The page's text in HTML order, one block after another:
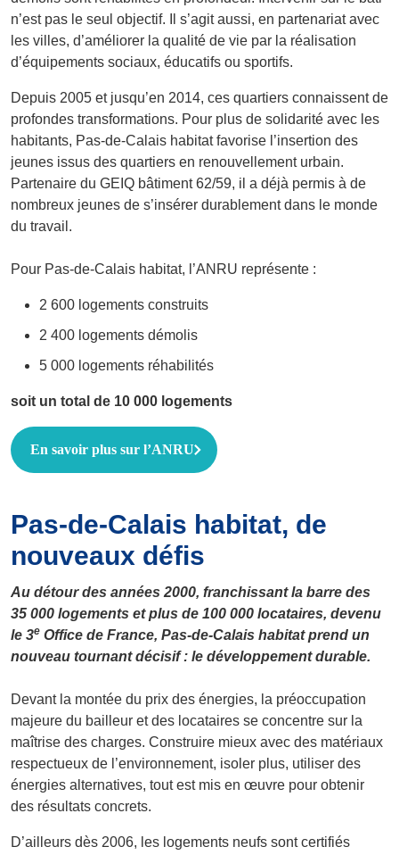
n’est pas le seul objectif. Il s’agit aussi, en partenariat avec
les villes, d’améliorer la qualité de vie par la réalisation
d’équipements sociaux, éducatifs ou sportifs.
Depuis 2005 et jusqu’en 2014, ces quartiers connaissent de
profondes transformations. Pour plus de solidarité avec les
habitants, Pas-de-Calais habitat favorise l’insertion des
jeunes issus des quartiers en renouvellement urbain.
Partenaire du GEIQ bâtiment 62/59, il a déjà permis à de
nombreux jeunes de s’insérer durablement dans le monde
du travail.
Pour Pas-de-Calais habitat, l’ANRU représente :
2 600 logements construits
2 400 logements démolis
5 000 logements réhabilités
soit un total de 10 000 logements
En savoir plus sur l’ANRU
Pas-de-Calais habitat, de
nouveaux défis
Au détour des années 2000, franchissant la barre des
35 000 logements et plus de 100 000 locataires, devenu
le 3e Office de France, Pas-de-Calais habitat prend un
nouveau tournant décisif : le développement durable.
Devant la montée du prix des énergies, la préoccupation
majeure du bailleur et des locataires se concentre sur la
maîtrise des charges. Construire mieux avec des matériaux
respectueux de l’environnement, isoler plus, utiliser des
énergies alternatives, tout est mis en œuvre pour obtenir
des résultats concrets.
D’ailleurs dès 2006, les logements neufs sont certifiés